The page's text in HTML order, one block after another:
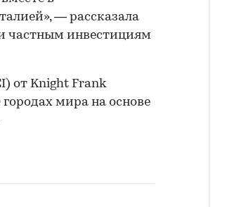
— рассказала
частным инвестициям
от Knight Frank
мира на основе